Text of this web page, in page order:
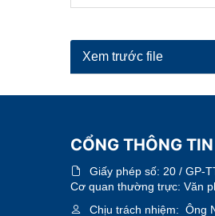
Xem trước file
CỔNG THÔNG
Giấy phép số: 20 / GP-
Cơ quan thường trực: Văn
Chịu trách nhiệm: Ông